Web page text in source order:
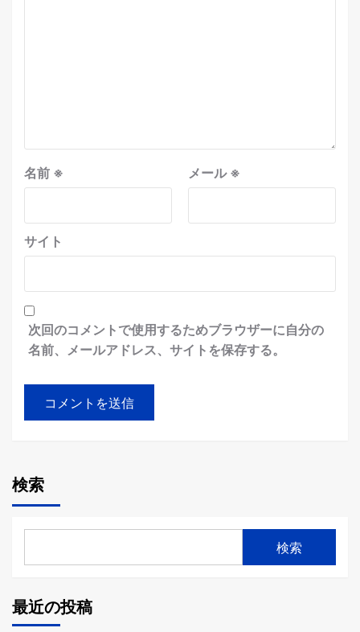
名前 ※ メール※
サイト
次回のコメントで使用するためブラウザーに自分の
名前、メールアドレス、サイトを保存する。
検索
検索
最近の投稿